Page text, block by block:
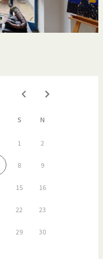
S N
1 2
8 9
15 16
22 23
29 30